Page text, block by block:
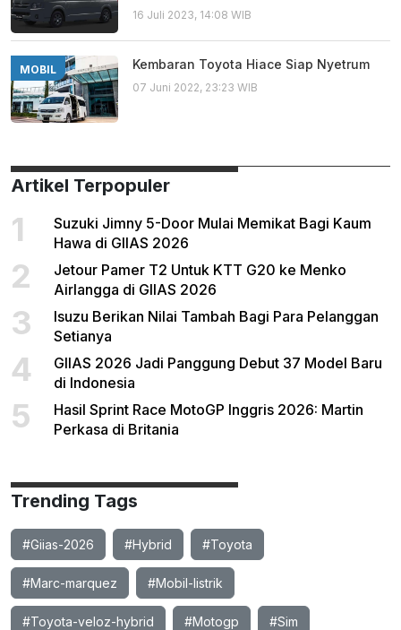
16 Juli 2023, 14:08 WIB
MOBIL Kembaran Toyota Hiace Siap Nyetrum
07 Juni 2022, 23:23 WIB
Artikel Terpopuler
1
Suzuki Jimny 5-Door Mulai Memikat Bagi Kaum
Hawa di GIIAS 2026
2
Jetour Pamer T2 Untuk KTT G20 ke Menko
Airlangga di GIIAS 2026
3
Isuzu Berikan Nilai Tambah Bagi Para Pelanggan
Setianya
4
GIIAS 2026 Jadi Panggung Debut 37 Model Baru
di Indonesia
5
Hasil Sprint Race MotoGP Inggris 2026: Martin
Perkasa di Britania
Trending Tags
#Giias-2026 #Hybrid #Toyota
#Marc-marquez #Mobil-listrik
#Toyota-veloz-hybrid #Motogp #Sim